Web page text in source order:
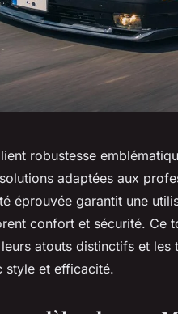
robustesse
adaptées aux
éprouvée garantit une
confort et sécurité. Ce
atouts distinctifs et les
style et efficacité.